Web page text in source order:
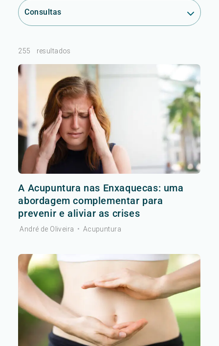
Consultas
255 resultados
A Acupuntura nas Enxaquecas: uma
abordagem complementar para
prevenir e aliviar as crises
André de Oliveira • Acupuntura